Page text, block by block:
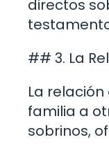
directos
## 3. La
La
familia a
sobrinos,